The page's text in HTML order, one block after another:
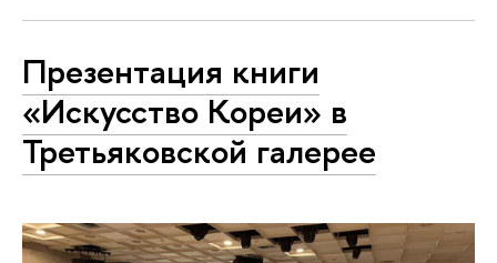
Презентация книги
«Искусство Кореи» в
Третьяковской галерее